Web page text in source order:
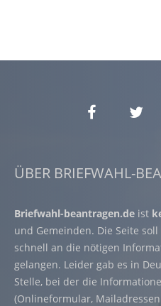
ÜBER BRIEFWAHL-
Briefwahl-beantragen.de ist
und Gemeinden. Die Seite
schnell an die nötigen
gelangen. Leider gab es in
Stelle, bei der die
(Onlineformular,